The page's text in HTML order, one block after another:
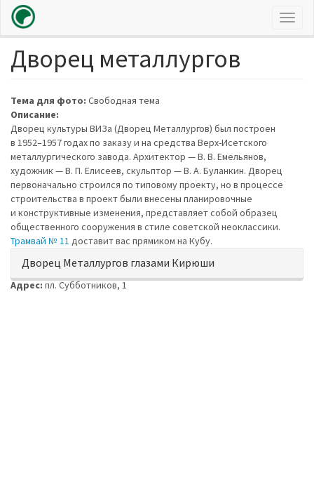
Перейти
Дворец металлургов
Тема для фото: Свободная тема
Описание:
Дворец культуры ВИЗа (Дворец Металлургов) был построен
в 1952–1957 годах по заказу и на средства Верх-Исетского
металлургического завода. Архитектор — В. В. Емельянов,
художник — В. П. Елисеев, скульптор — В. А. Буланкин. Дворец
первоначально строился по типовому проекту, но в процессе
строительства в проект были внесены планировочные
и конструктивные изменения, представляет собой образец
общественного сооружения в стиле советской неоклассики.
Трамвай № 11 доставит вас прямиком на Кубу.
Показать
Дворец Металлургов глазами Кирюши
Адрес:пл. Субботников, 1